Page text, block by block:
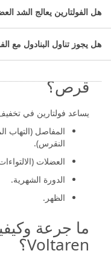
التصنيف الدواء:مضادات
عدد الأقراص:20 قرص.
قرص؟
يساعد فولتارين في
المفاصل (التهاب
النقرس).
العضلات
الدورة الشهرية.
الظهر.
ما جرعة
Voltaren؟
هل الفولتارين يعالج الشد
هل يجوز تناول البنادول مع